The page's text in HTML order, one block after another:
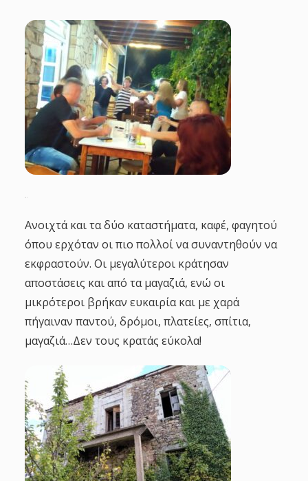
Ανοιχτά και τα δύο καταστήματα, καφέ, φαγητού
όπου ερχόταν οι πιο πολλοί να συναντηθούν να
εκφραστούν. Οι μεγαλύτεροι κράτησαν
αποστάσεις και από τα μαγαζιά, ενώ οι
μικρότεροι βρήκαν ευκαιρία και με χαρά
πήγαιναν παντού, δρόμοι, πλατείες, σπίτια,
μαγαζιά…Δεν τους κρατάς εύκολα!